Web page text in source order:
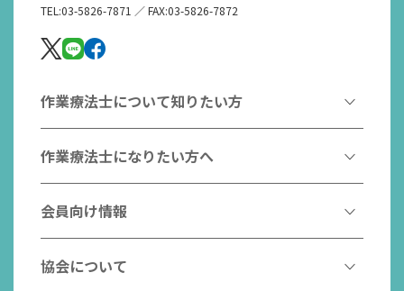
TEL:03-5826-7871 ／ FAX:03-5826-7872
作業療法士について知りたい方
作業療法とは
作業療法士とは
はたらく作業療法士
作業療法士になりたい方へ
作業療法士になるには
作業療法士として活躍する先輩
こんなところで活躍！作業療法士
会員向け情報
協会からのお知らせ
協会について